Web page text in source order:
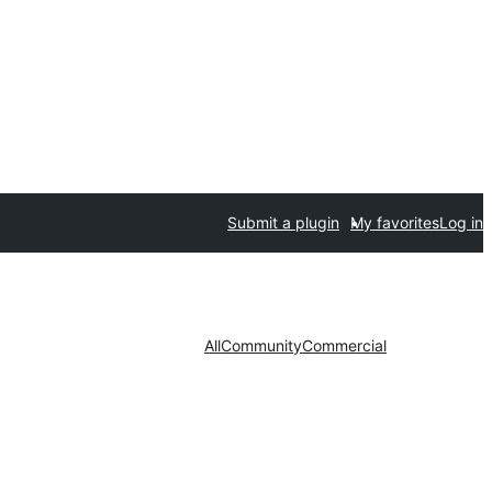
Submit a plugin My favoritesLog in
AllCommunityCommercial